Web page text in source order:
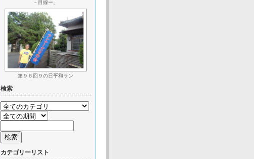
－目線ー」
第９６回９の日平和ラン
検索
カテゴリーリスト